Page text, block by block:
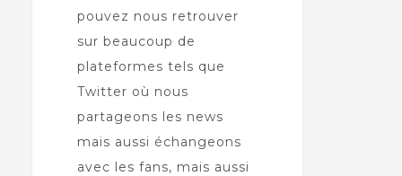
pouvez nous retrouver
sur beaucoup de
plateformes tels que
Twitter où nous
partageons les news
mais aussi échangeons
avec les fans, mais aussi